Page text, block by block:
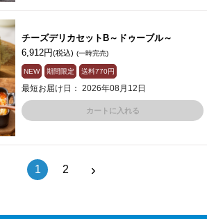
チーズデリカセットB～ドゥーブル～
6,912円(税込) (一時完売)
NEW 期間限定 送料770円
最短お届け日： 2026年08月12日
カートに入れる
1 2 ›